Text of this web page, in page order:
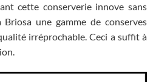
cette conserverie innove sans
Briosa une gamme de conserves
irréprochable. Ceci a suffit à